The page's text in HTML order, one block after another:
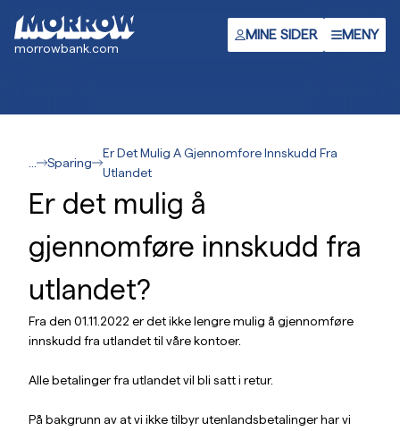
hovedinnhold
morrowbank.com
MINE SIDER MENY
Sparing
Er Det Mulig A Gjennomfore Innskudd Fra
Utlandet
Er det mulig å
gjennomføre innskudd fra
utlandet?
Fra den 01.11.2022 er det ikke lengre mulig å gjennomføre
innskudd fra utlandet til våre kontoer.
Alle betalinger fra utlandet vil bli satt i retur.
På bakgrunn av at vi ikke tilbyr utenlandsbetalinger har vi